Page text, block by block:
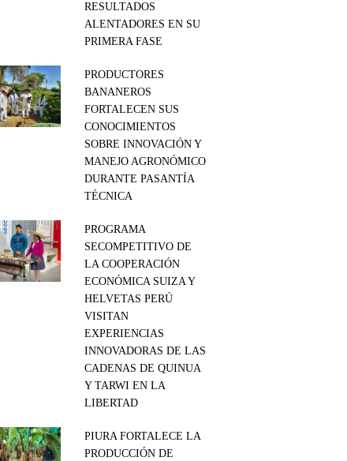
RESULTADOS
ALENTADORES EN SU
PRIMERA FASE
PRODUCTORES
BANANEROS
FORTALECEN SUS
CONOCIMIENTOS
SOBRE INNOVACIÓN Y
MANEJO AGRONÓMICO
DURANTE PASANTÍA
TÉCNICA
PROGRAMA
SECOMPETITIVO DE
LA COOPERACIÓN
ECONÓMICA SUIZA Y
HELVETAS PERÚ
VISITAN
EXPERIENCIAS
INNOVADORAS DE LAS
CADENAS DE QUINUA
Y TARWI EN LA
LIBERTAD
PIURA FORTALECE LA
PRODUCCIÓN DE